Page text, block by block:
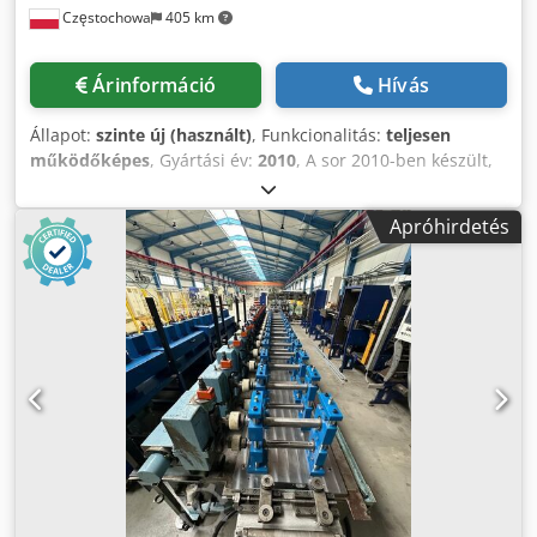
Częstochowa 405 km
Árinformáció Hívás
Állapot: szinte új (használt), Funkcionalitás: teljesen
működőképes, Gyártási év: 2010, A sor 2010-ben készült,
teljes korszerűsítése 2020-ban történt meg. ZEMAN CZS-
SOR – MŰSZAKI ADATOK A teljesen automata „PURLIN” sor,
a ZEMAN zászlóshajó-terméke, nyitott, hidegen hajlított
profilok, például C-, Z- és Sigma-profilok különböző
szélességekben és formákban történő gyártására szolgál.
Ezt a profilhengerek teljesen automatikus állítása teszi
lehetővé. Alapanyagként akár 750 mm szélességű tekercsek
és 1,25 mm-től 3 mm-ig terjedő vastagságú, S-390-es vagy
annál alacsonyabb szilárdságú lemezek dolgozhatók fel. A
gép legfeljebb 15 méter hosszú alkatrészek gyártására
alkalmas. A speciálisan edzett profilhengerek szélessége
fokozatmentesen, speciális szoftverrel szabályozható.
Teljesen integrált lyukasztóberendezés mindenféle
rögzítőlyuk kialakítására alkalmas. A teljes folyamat
Apróhirdetés